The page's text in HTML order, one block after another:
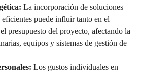
La incorporación de soluciones
eficientes puede influir tanto en el
presupuesto del proyecto, afectando la
equipos y sistemas de gestión de
Los gustos individuales en